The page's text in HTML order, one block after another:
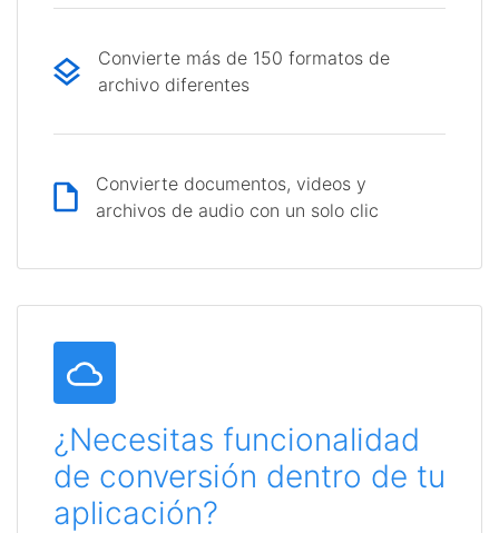
Convierte más de 150 formatos de
archivo diferentes
Convierte documentos, videos y
archivos de audio con un solo clic
¿Necesitas funcionalidad
de conversión dentro de tu
aplicación?